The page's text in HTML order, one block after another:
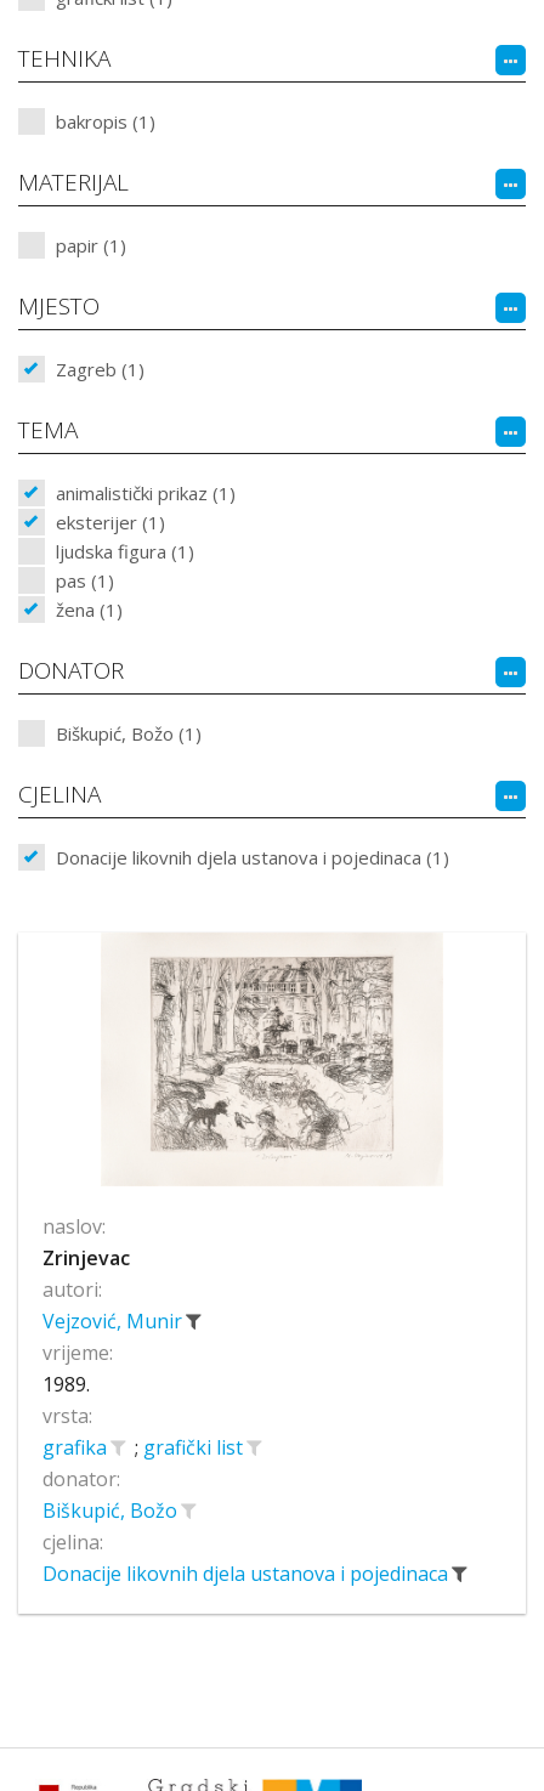
TEHNIKA
bakropis (1)
MATERIJAL
papir (1)
MJESTO
Zagreb (1)
TEMA
animalistički prikaz (1)
eksterijer (1)
ljudska figura (1)
pas (1)
žena (1)
DONATOR
Biškupić, Božo (1)
CJELINA
Donacije likovnih djela ustanova i pojedinaca (1)
naslov:
Zrinjevac
autori:
Vejzović, Munir
vrijeme:
1989.
vrsta:
grafika
; grafički list
donator:
Biškupić, Božo
cjelina:
Donacije likovnih djela ustanova i pojedinaca